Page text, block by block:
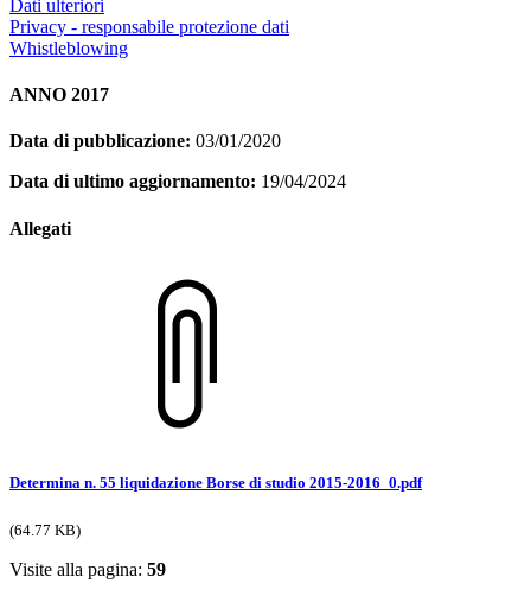
Dati ulteriori
Privacy - responsabile protezione dati
Whistleblowing
ANNO 2017
Data di pubblicazione: 03/01/2020
Data di ultimo aggiornamento: 19/04/2024
Allegati
Determina n. 55 liquidazione Borse di studio 2015-2016_0.pdf
(64.77 KB)
Visite alla pagina: 59